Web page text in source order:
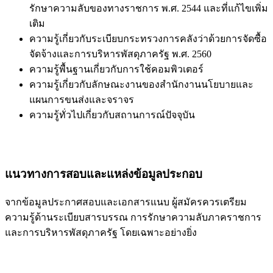
รักษาความลับของทางราชการ พ.ศ. 2544 และที่แก้ไขเพิ่ม
เติม
ความรู้เกี่ยวกับระเบียบกระทรวงการคลังว่าด้วยการจัดซื้อ
จัดจ้างและการบริหารพัสดุภาครัฐ พ.ศ. 2560
ความรู้พื้นฐานเกี่ยวกับการใช้คอมพิวเตอร์
ความรู้เกี่ยวกับลักษณะงานของสำนักงานนโยบายและ
แผนการขนส่งและจราจร
ความรู้ทั่วไปเกี่ยวกับสถานการณ์ปัจจุบัน
แนวทางการสอบและแหล่งข้อมูลประกอบ
จากข้อมูลประกาศสอบและเอกสารแนบ ผู้สมัครควรเตรียม
ความรู้ด้านระเบียบสารบรรณ การรักษาความลับภาคราชการ
และการบริหารพัสดุภาครัฐ โดยเฉพาะอย่างยิ่ง